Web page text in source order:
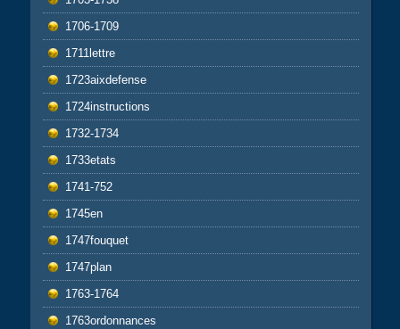
1706-1709
1711lettre
1723aixdefense
1724instructions
1732-1734
1733etats
1741-752
1745en
1747fouquet
1747plan
1763-1764
1763ordonnances